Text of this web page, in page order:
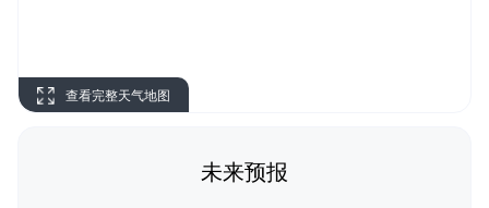
查看完整天气地图
未来预报